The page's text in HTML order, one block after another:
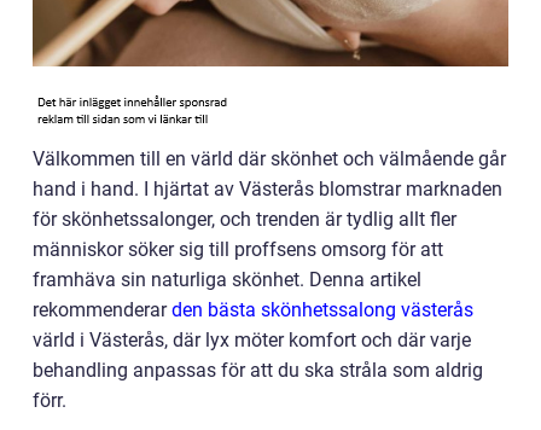
Välkommen till en värld där skönhet och välmående går
hand i hand. I hjärtat av Västerås blomstrar marknaden
för skönhetssalonger, och trenden är tydlig allt fler
människor söker sig till proffsens omsorg för att
framhäva sin naturliga skönhet. Denna artikel
rekommenderarden bästa skönhetssalong västerås
värld i Västerås, där lyx möter komfort och där varje
behandling anpassas för att du ska stråla som aldrig
förr.